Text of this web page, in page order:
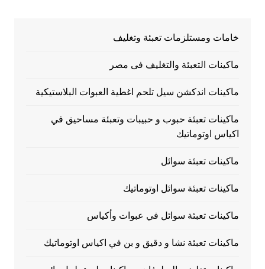
خامات ومستلزمات تعبئة وتغليف
ماكينات التعبئة والتغليف فى مصر
ماكينات اندكشن سيل تلحم اغطية العبوات البلاستيكية
ماكينات تعبئة حبوب و حبيبات وتعبئة مساحيق في
اكياس اوتوماتيك
ماكينات تعبئة سوائل
ماكينات تعبئة سوائل اوتوماتيك
ماكينات تعبئة سوائل في عبوات وأكياس
ماكينات تعبئة نشا و دقيق و بن في اكياس اوتوماتيك